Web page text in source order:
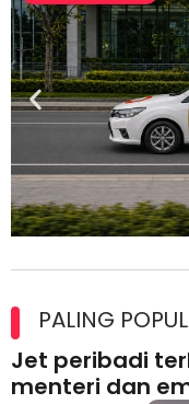
lesen separuh pertama
PALING
Jet peribadi
menteri dan